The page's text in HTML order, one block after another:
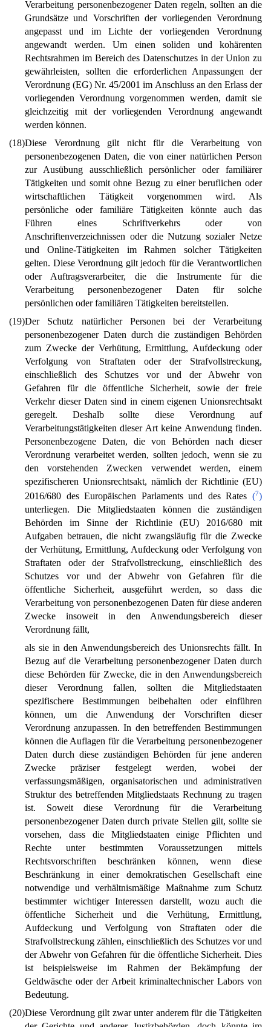
Verarbeitung personenbezogener Daten regeln, sollten an die
Grundsätze und Vorschriften der vorliegenden Verordnung
angepasst und im Lichte der vorliegenden Verordnung
angewandt werden. Um einen soliden und kohärenten
Rechtsrahmen im Bereich des Datenschutzes in der Union zu
gewährleisten, sollten die erforderlichen Anpassungen der
Verordnung (EG) Nr. 45/2001 im Anschluss an den Erlass der
vorliegenden Verordnung vorgenommen werden, damit sie
gleichzeitig mit der vorliegenden Verordnung angewandt
werden können.
(18)Diese Verordnung gilt nicht für die Verarbeitung von
personenbezogenen Daten, die von einer natürlichen Person
zur Ausübung ausschließlich persönlicher oder familiärer
Tätigkeiten und somit ohne Bezug zu einer beruflichen oder
wirtschaftlichen Tätigkeit vorgenommen wird. Als
persönliche oder familiäre Tätigkeiten könnte auch das
Führen eines Schriftverkehrs oder von
Anschriftenverzeichnissen oder die Nutzung sozialer Netze
und Online-Tätigkeiten im Rahmen solcher Tätigkeiten
gelten. Diese Verordnung gilt jedoch für die Verantwortlichen
oder Auftragsverarbeiter, die die Instrumente für die
Verarbeitung personenbezogener Daten für solche
persönlichen oder familiären Tätigkeiten bereitstellen.
(19)Der Schutz natürlicher Personen bei der Verarbeitung
personenbezogener Daten durch die zuständigen Behörden
zum Zwecke der Verhütung, Ermittlung, Aufdeckung oder
Verfolgung von Straftaten oder der Strafvollstreckung,
einschließlich des Schutzes vor und der Abwehr von
Gefahren für die öffentliche Sicherheit, sowie der freie
Verkehr dieser Daten sind in einem eigenen Unionsrechtsakt
geregelt. Deshalb sollte diese Verordnung auf
Verarbeitungstätigkeiten dieser Art keine Anwendung finden.
Personenbezogene Daten, die von Behörden nach dieser
Verordnung verarbeitet werden, sollten jedoch, wenn sie zu
den vorstehenden Zwecken verwendet werden, einem
spezifischeren Unionsrechtsakt, nämlich der Richtlinie (EU)
2016/680 des Europäischen Parlaments und des Rates (7)
unterliegen. Die Mitgliedstaaten können die zuständigen
Behörden im Sinne der Richtlinie (EU) 2016/680 mit
Aufgaben betrauen, die nicht zwangsläufig für die Zwecke
der Verhütung, Ermittlung, Aufdeckung oder Verfolgung von
Straftaten oder der Strafvollstreckung, einschließlich des
Schutzes vor und der Abwehr von Gefahren für die
öffentliche Sicherheit, ausgeführt werden, so dass die
Verarbeitung von personenbezogenen Daten für diese anderen
Zwecke insoweit in den Anwendungsbereich dieser
Verordnung fällt,
als sie in den Anwendungsbereich des Unionsrechts fällt. In
Bezug auf die Verarbeitung personenbezogener Daten durch
diese Behörden für Zwecke, die in den Anwendungsbereich
dieser Verordnung fallen, sollten die Mitgliedstaaten
spezifischere Bestimmungen beibehalten oder einführen
können, um die Anwendung der Vorschriften dieser
Verordnung anzupassen. In den betreffenden Bestimmungen
können die Auflagen für die Verarbeitung personenbezogener
Daten durch diese zuständigen Behörden für jene anderen
Zwecke präziser festgelegt werden, wobei der
verfassungsmäßigen, organisatorischen und administrativen
Struktur des betreffenden Mitgliedstaats Rechnung zu tragen
ist. Soweit diese Verordnung für die Verarbeitung
personenbezogener Daten durch private Stellen gilt, sollte sie
vorsehen, dass die Mitgliedstaaten einige Pflichten und
Rechte unter bestimmten Voraussetzungen mittels
Rechtsvorschriften beschränken können, wenn diese
Beschränkung in einer demokratischen Gesellschaft eine
notwendige und verhältnismäßige Maßnahme zum Schutz
bestimmter wichtiger Interessen darstellt, wozu auch die
öffentliche Sicherheit und die Verhütung, Ermittlung,
Aufdeckung und Verfolgung von Straftaten oder die
Strafvollstreckung zählen, einschließlich des Schutzes vor und
der Abwehr von Gefahren für die öffentliche Sicherheit. Dies
ist beispielsweise im Rahmen der Bekämpfung der
Geldwäsche oder der Arbeit kriminaltechnischer Labors von
Bedeutung.
(20)Diese Verordnung gilt zwar unter anderem für die Tätigkeiten